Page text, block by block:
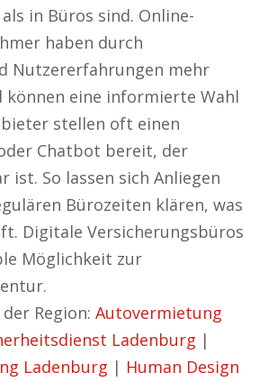
in Büros sind. Online-
haben durch
Nutzererfahrungen mehr
können eine informierte Wahl
stellen oft einen
Chatbot bereit, der
ist. So lassen sich Anliegen
Bürozeiten klären, was
Digitale Versicherungsbüros
Möglichkeit zur
Region: Autovermietung
Ladenburg |
Ladenburg | Human Design